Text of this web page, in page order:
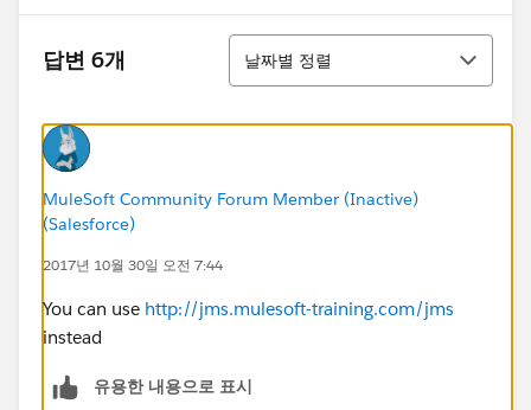
답변 6개
정렬
날짜별 정렬
MuleSoft Community Forum Member (Inactive)
(Salesforce)
2017년 10월 30일 오전 7:44
You can use http://jms.mulesoft-training.com/jms
instead
유용한 내용으로 표시